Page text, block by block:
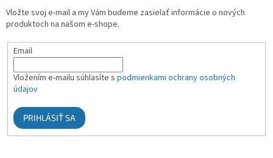
Vložte svoj e-mail a my Vám budeme zasielať informácie o nových
produktoch na našom e-shope.
Email
Vložením e-mailu súhlasíte s podmienkami ochrany osobných
údajov
PRIHLÁSIŤ SA